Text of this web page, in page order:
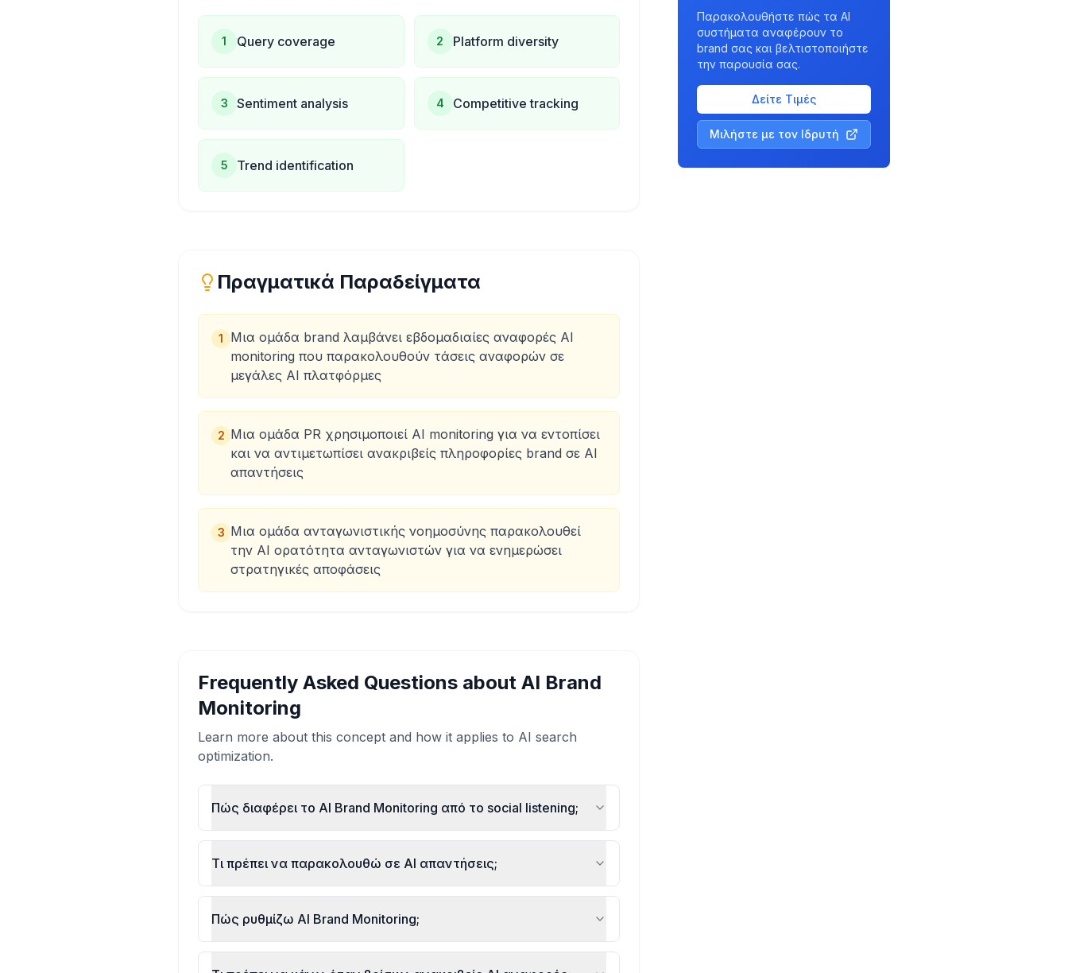
1 Query coverage 2 Platform diversity
3 Sentiment analysis 4 Competitive tracking
5 Trend identification
Πραγματικά Παραδείγματα
1
Μια ομάδα brand λαμβάνει εβδομαδιαίες αναφορές AI
monitoring που παρακολουθούν τάσεις αναφορών σε
μεγάλες AI πλατφόρμες
2 Μια ομάδα PR χρησιμοποιεί AI monitoring για να εντοπίσει
και να αντιμετωπίσει ανακριβείς πληροφορίες brand σε AI
απαντήσεις
3 Μια ομάδα ανταγωνιστικής νοημοσύνης παρακολουθεί
την AI ορατότητα ανταγωνιστών για να ενημερώσει
στρατηγικές αποφάσεις
Frequently Asked Questions about AI Brand
Monitoring
Learn more about this concept and how it applies to AI search
optimization.
Πώς διαφέρει το AI Brand Monitoring από το social listening;
Τι πρέπει να παρακολουθώ σε AI απαντήσεις;
Πώς ρυθμίζω AI Brand Monitoring;
Παρακολουθήστε πώς τα AI
συστήματα αναφέρουν το
brand σας και βελτιστοποιήστε
την παρουσία σας.
Δείτε Τιμές
Μιλήστε με τον Ιδρυτή